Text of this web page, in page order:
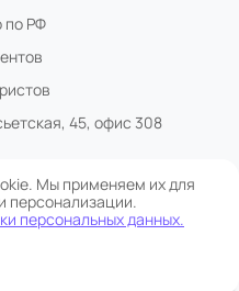
по РФ
45, офис 308
данных
Мы применяем их для
персонализации.
персональных данных.